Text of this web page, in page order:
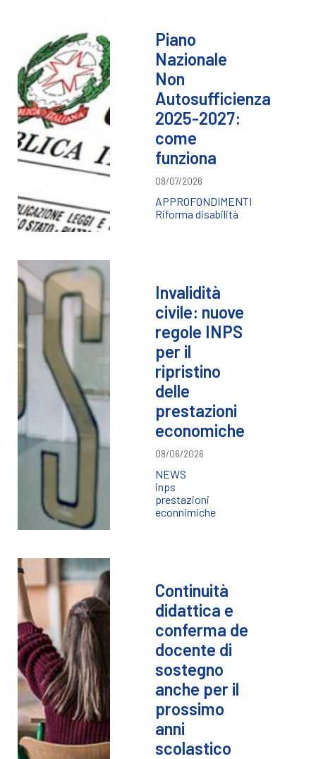
Piano
Nazionale
Non
Autosufficienza
2025-2027:
come
funziona
08/07/2026
APPROFONDIMENTI
Riforma disabilità
Invalidità
civile: nuove
regole INPS
per il
ripristino
delle
prestazioni
economiche
08/06/2026
NEWS
inps
prestazioni
econnimiche
Continuità
didattica e
conferma de
docente di
sostegno
anche per il
prossimo
anni
scolastico